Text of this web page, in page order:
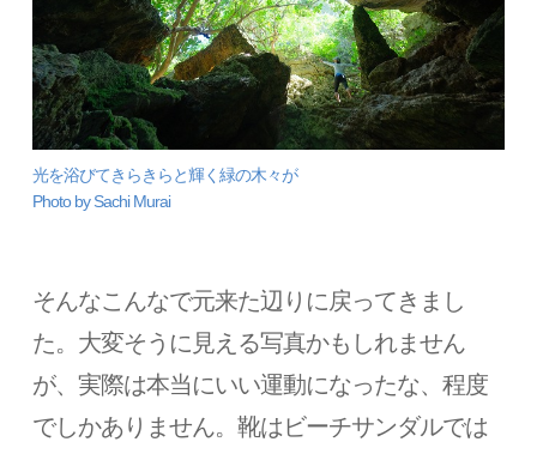
光を浴びてきらきらと輝く緑の木々が
Photo by Sachi Murai
そんなこんなで元来た辺りに戻ってきまし
た。大変そうに見える写真かもしれません
が、実際は本当にいい運動になったな、程度
でしかありません。靴はビーチサンダルでは